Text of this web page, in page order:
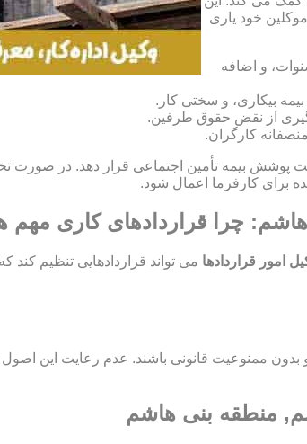
خود یاری
و اضافه
بیکاری، و سختی کار.
از نقض حقوق طرفین.
کارگران.
خود را تحت پوشش بیمه تأمین اجتماعی قرار دهد. در
چرا قراردادهای کاری مهم
امور قراردادها می تواند قراردادهایی تنظیم کند
معین، و بدون ممنوعیت قانونی باشند. عدم
منطقه بنی هاشم